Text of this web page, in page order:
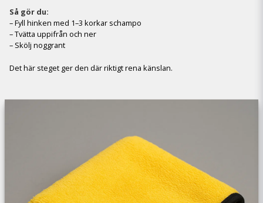
Så gör du:
– Fyll hinken med 1–3 korkar schampo
– Tvätta uppifrån och ner
– Skölj noggrant
Det här steget ger den där riktigt rena känslan.